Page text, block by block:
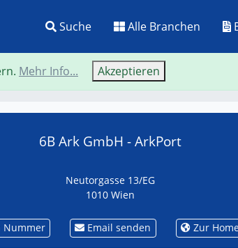
Suche Alle Branchen
6B Ark GmbH - ArkPort
Neutorgasse 13/EG
1010 Wien
Email senden Zur
Mehr Info... Akzeptieren